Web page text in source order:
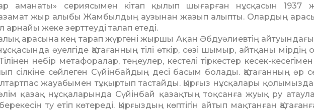
аманаты» сериясымен кітап қылып шығарған нұсқасын 1937
азамат жыр алыбы Жамбылдың ау­зынан жазып алыпты. Олардың
жеке зерттеуді талап ете­ді.
ара­сына кең тарап жүргені жыршы Ақан Әбдуәлиевтің
әуелгіде Қатағанның тілі өткір, сөзі шымыр, айтқаны мірдің
не­бір метафоралар, теңеулер, кес­телі тіркестер кесек-кесегімен
сіл­кі­не сөйлеген Сүйінбайдың десі ба­сым болады. Қатағанның әр
жауабымен тұқыртып тастайды. Қырғыз нұсқалары
қа­зақ нұсқаларында Сүйінбай қа­зақ­тың тоқсанға жуық ру
ту етіп көтереді. Қырғыздың көп­ті­гін айтып мақтанған